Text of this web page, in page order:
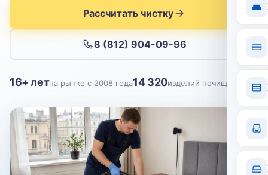
Нажимая кнопку, вы соглашаетесь сполитикой конфиденциальности
Рассчитать чистку
8 (812) 904-09-96
16+ летна рынке с 2008 года14 320изделий почищено